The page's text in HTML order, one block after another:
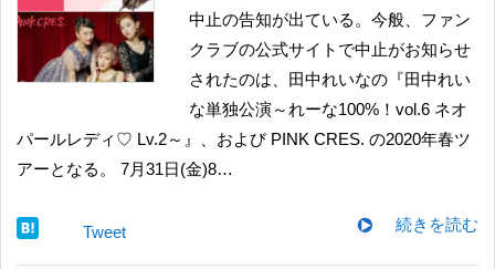
中止の告知が出ている。今般、ファン
クラブの公式サイトで中止がお知らせ
されたのは、田中れいなの『田中れい
な単独公演～れーな100%！vol.6 ネオ
パールレディ♡ Lv.2～』、および PINK CRES. の2020年春ツ
アーとなる。 7月31日(金)8…
続きを読む
Tweet